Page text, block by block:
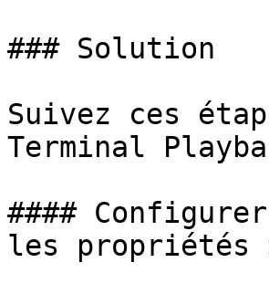
### Solution
Suivez ces
Terminal
####
les propriétés